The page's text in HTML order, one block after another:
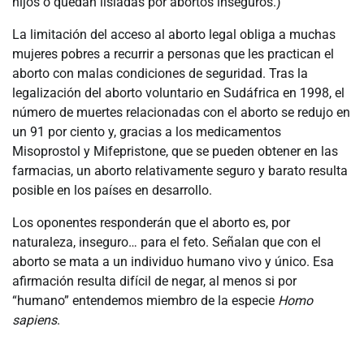
La limitación del acceso al aborto legal obliga a muchas
mujeres pobres a recurrir a personas que les practican el
aborto con malas condiciones de seguridad. Tras la
legalización del aborto voluntario en Sudáfrica en 1998, el
número de muertes relacionadas con el aborto se redujo en
un 91 por ciento y, gracias a los medicamentos
Misoprostol y Mifepristone, que se pueden obtener en las
farmacias, un aborto relativamente seguro y barato resulta
posible en los países en desarrollo.
Los oponentes responderán que el aborto es, por
naturaleza, inseguro… para el feto. Señalan que con el
aborto se mata a un individuo humano vivo y único. Esa
afirmación resulta difícil de negar, al menos si por
“humano” entendemos miembro de la especie Homo
sapiens.